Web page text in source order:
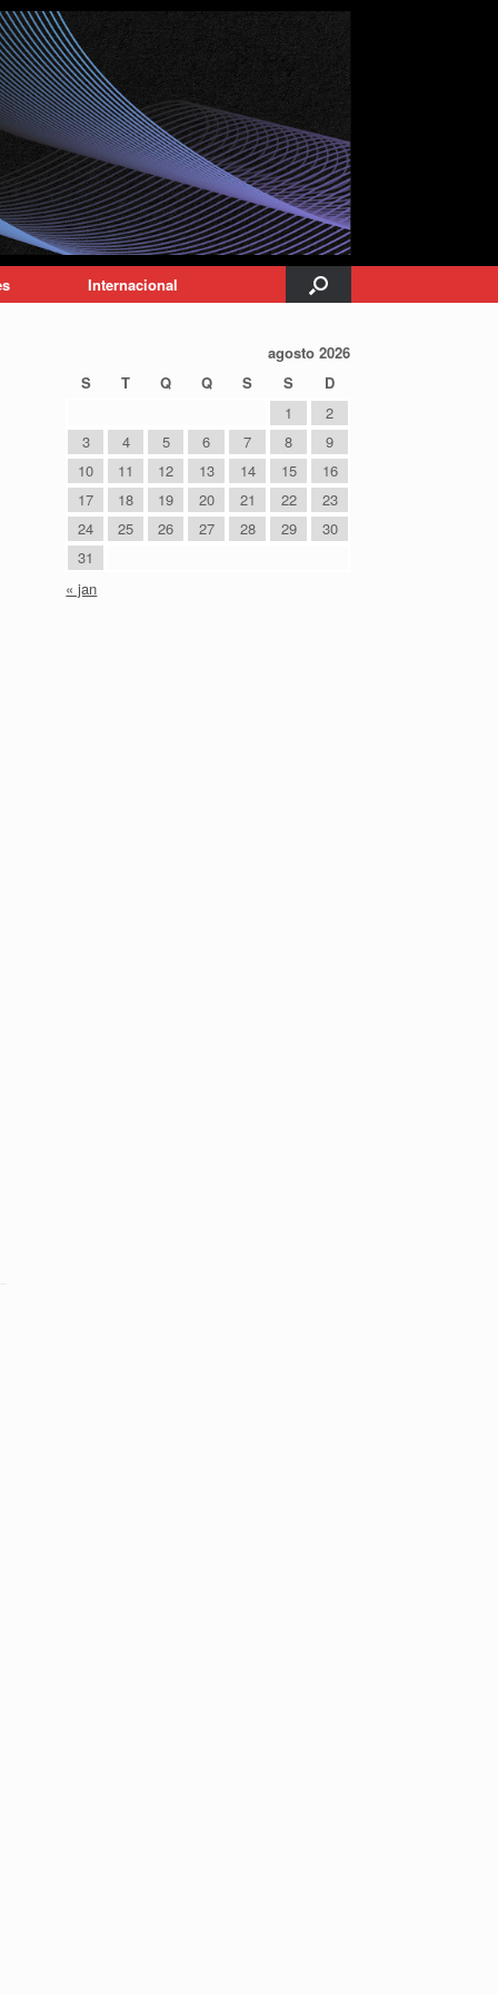
Internacional
agosto 2026
S
T Q Q S S
D
1
2
3
4 5 6 7 8
9
10
11 12 13 14 15
16
17
18 19 20 21 22
23
24
25 26 27 28 29
30
31
« jan